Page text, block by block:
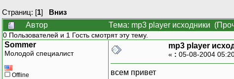
Страниц: [1] Вниз
Автор
Тема: mp3 player исходники
0 Пользователей и 1 Гость смотрят эту тему.
Sommer
Молодой специалист
Offline
mp3 player
« : 05-08-2004
всем привет